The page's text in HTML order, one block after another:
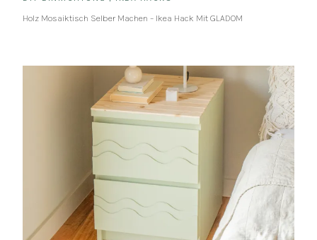
Holz Mosaiktisch Selber Machen – Ikea Hack Mit GLADOM